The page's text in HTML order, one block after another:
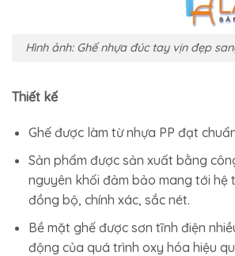
Hình ảnh: Ghế nhựa đúc tay vịn đẹp
Thiết kế
Ghế được làm từ nhựa PP đạt
Sản phẩm được sản xuất bằng
nguyên khối đảm bảo mang tới hệ
đồng bộ, chính xác, sắc nét.
Bề mặt ghế được sơn tĩnh điện
động của quá trình oxy hóa hiệu